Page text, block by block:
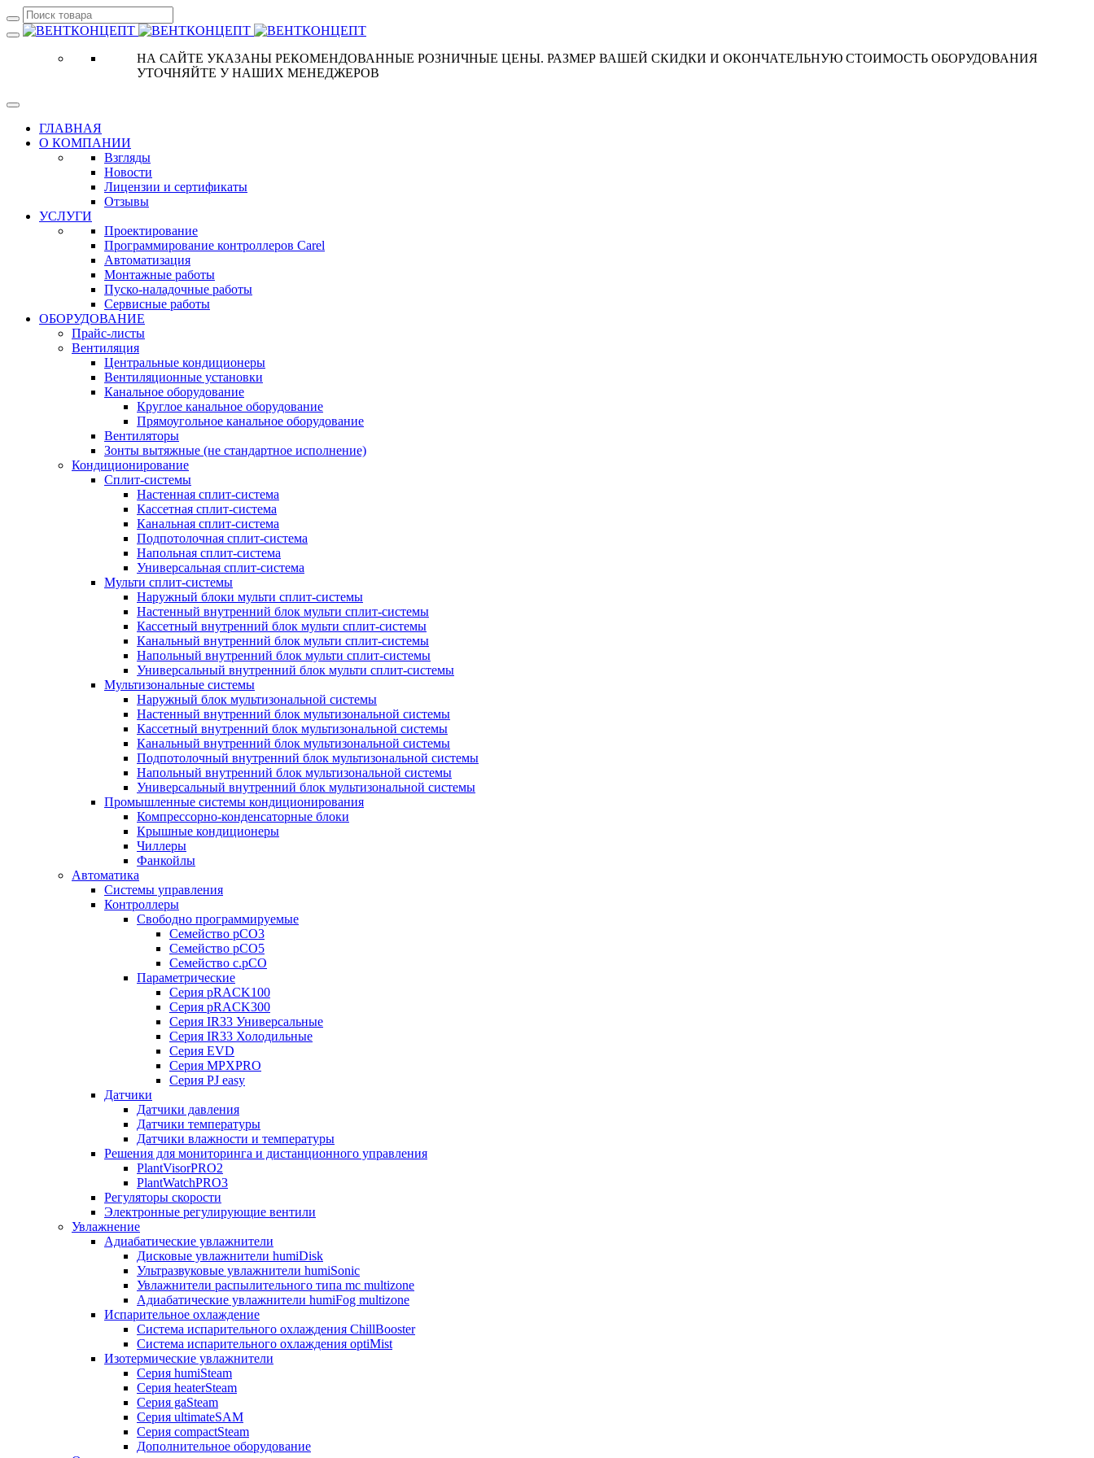
НА САЙТЕ УКАЗАНЫ РЕКОМЕНДОВАННЫЕ РОЗНИЧНЫЕ ЦЕНЫ. РАЗМЕР ВАШЕЙ СКИДКИ И ОКОНЧАТЕЛЬНУЮ СТОИМОСТЬ ОБОРУДОВАНИЯ
УТОЧНЯЙТЕ У НАШИХ МЕНЕДЖЕРОВ
ГЛАВНАЯ
О КОМПАНИИ
Взгляды
Новости
Лицензии и сертификаты
Отзывы
УСЛУГИ
Проектирование
Программирование контроллеров Carel
Автоматизация
Монтажные работы
Пуско-наладочные работы
Сервисные работы
ОБОРУДОВАНИЕ
Прайс-листы
Вентиляция
Центральные кондиционеры
Вентиляционные установки
Канальное оборудование
Круглое канальное оборудование
Прямоугольное канальное оборудование
Вентиляторы
Зонты вытяжные (не стандартное исполнение)
Кондиционирование
Сплит-системы
Настенная сплит-система
Кассетная сплит-система
Канальная сплит-система
Подпотолочная сплит-система
Напольная сплит-система
Универсальная сплит-система
Мульти сплит-системы
Наружный блоки мульти сплит-системы
Настенный внутренний блок мульти сплит-системы
Кассетный внутренний блок мульти сплит-системы
Канальный внутренний блок мульти сплит-системы
Напольный внутренний блок мульти сплит-системы
Универсальный внутренний блок мульти сплит-системы
Мультизональные системы
Наружный блок мультизональной системы
Настенный внутренний блок мультизональной системы
Кассетный внутренний блок мультизональной системы
Канальный внутренний блок мультизональной системы
Подпотолочный внутренний блок мультизональной системы
Напольный внутренний блок мультизональной системы
Универсальный внутренний блок мультизональной системы
Промышленные системы кондиционирования
Компрессорно-конденсаторные блоки
Крышные кондиционеры
Чиллеры
Фанкойлы
Автоматика
Системы управления
Контроллеры
Свободно программируемые
Семейство pCO3
Семейство pCO5
Семейство c.pCO
Параметрические
Серия pRACK100
Серия pRACK300
Серия IR33 Универсальные
Серия IR33 Холодильные
Серия EVD
Серия MPXPRO
Серия PJ easy
Датчики
Датчики давления
Датчики температуры
Датчики влажности и температуры
Решения для мониторинга и дистанционного управления
PlantVisorPRO2
PlantWatchPRO3
Регуляторы скорости
Электронные регулирующие вентили
Увлажнение
Адиабатические увлажнители
Дисковые увлажнители humiDisk
Ультразвуковые увлажнители humiSonic
Увлажнители распылительного типа mc multizone
Адиабатические увлажнители humiFog multizone
Испарительное охлаждение
Система испарительного охлаждения ChillBooster
Система испарительного охлаждения optiMist
Изотермические увлажнители
Серия humiSteam
Серия heaterSteam
Серия gaSteam
Серия ultimateSAM
Серия compactSteam
Дополнительное оборудование